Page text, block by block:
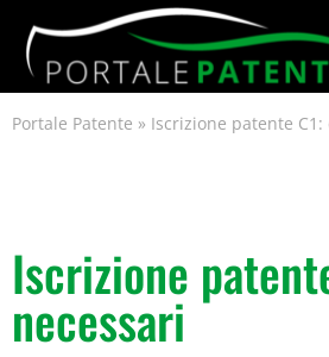
Portale Patente » Iscrizione patente
Iscrizione
necessari